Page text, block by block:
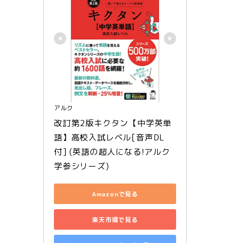
アルク
改訂第2版キクタン【中学英単
語】高校入試レベル[音声DL
付] (英語の超人になる!アルク
学参シリーズ)
Amazonで見る
楽天市場で見る